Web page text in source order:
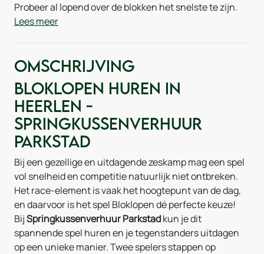
Probeer al lopend over de blokken het snelste te zijn.
Lees meer
Omschrijving
Bloklopen huren in
Heerlen -
Springkussenverhuur
Parkstad
Bij een gezellige en uitdagende zeskamp mag een spel
vol snelheid en competitie natuurlijk niet ontbreken.
Het race-element is vaak het hoogtepunt van de dag,
en daarvoor is het spel Bloklopen dé perfecte keuze!
BijSpringkussenverhuur Parkstadkun je dit
spannende spel huren en je tegenstanders uitdagen
op een unieke manier. Twee spelers stappen op